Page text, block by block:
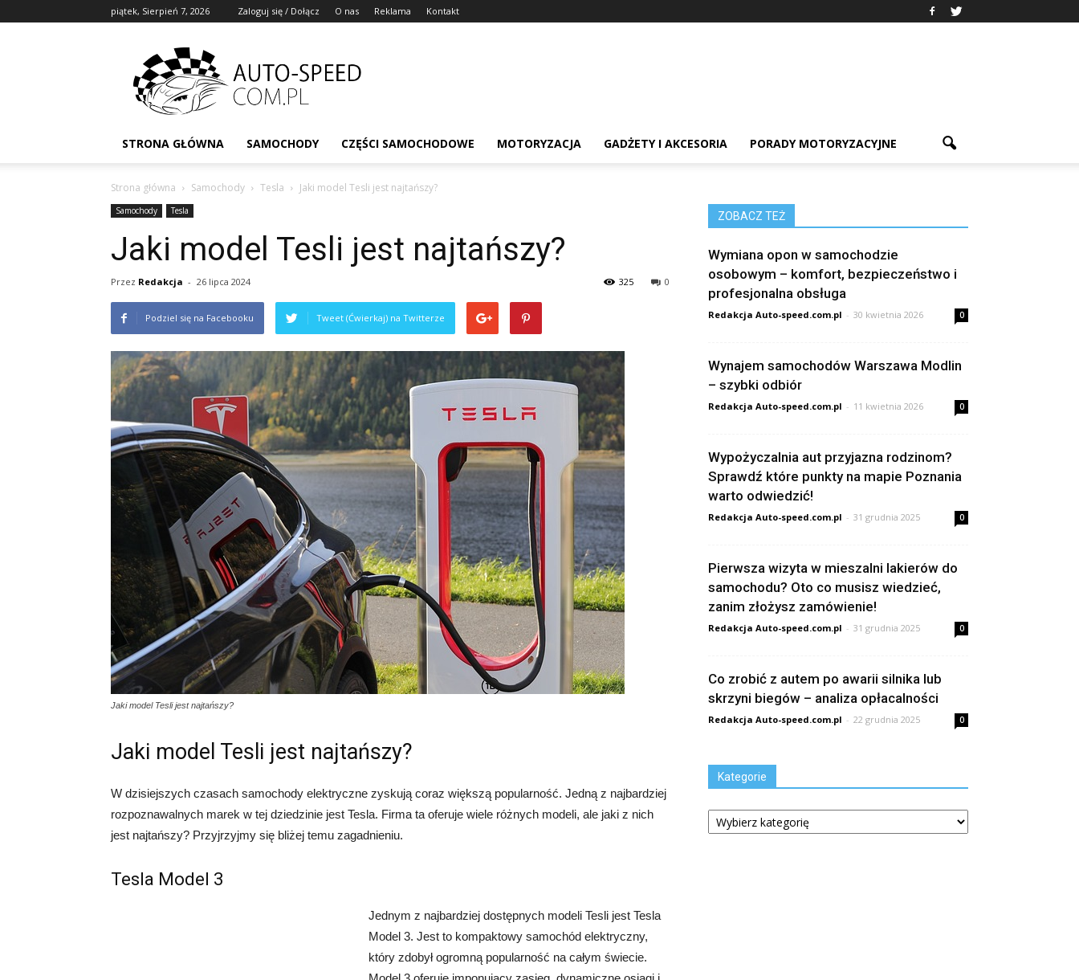
piątek, Sierpień 7, 2026 Zaloguj się / Dołącz O nas Reklama Kontakt
STRONA GŁÓWNA SAMOCHODY CZĘŚCI SAMOCHODOWE MOTORYZACJA GADŻETY I AKCESORIA PORADY MOTORYZACYJNE
Strona główna Samochody Tesla Jaki model Tesli jest najtańszy?
Samochody Tesla
Jaki model Tesli jest najtańszy?
Przez Redakcja - 26 lipca 2024 0
325
Podziel się na Facebooku Tweet (Ćwierkaj) na Twitterze
Jaki model Tesli jest najtańszy?
Jaki model Tesli jest najtańszy?
W dzisiejszych czasach samochody elektryczne zyskują coraz większą popularność. Jedną z najbardziej
rozpoznawalnych marek w tej dziedzinie jest Tesla. Firma ta oferuje wiele różnych modeli, ale jaki z nich
jest najtańszy? Przyjrzyjmy się bliżej temu zagadnieniu.
Tesla Model 3
Jednym z najbardziej dostępnych modeli Tesli jest Tesla
Model 3. Jest to kompaktowy samochód elektryczny,
który zdobył ogromną popularność na całym świecie.
ZOBACZ TEŻ
Wymiana opon w samochodzie
osobowym – komfort, bezpieczeństwo i
profesjonalna obsługa
Redakcja Auto-speed.com.pl - 30 kwietnia 2026 0
Wynajem samochodów Warszawa Modlin
– szybki odbiór
Redakcja Auto-speed.com.pl - 11 kwietnia 2026 0
Wypożyczalnia aut przyjazna rodzinom?
Sprawdź które punkty na mapie Poznania
warto odwiedzić!
Redakcja Auto-speed.com.pl - 31 grudnia 2025 0
Pierwsza wizyta w mieszalni lakierów do
samochodu? Oto co musisz wiedzieć,
zanim złożysz zamówienie!
Redakcja Auto-speed.com.pl - 31 grudnia 2025 0
Co zrobić z autem po awarii silnika lub
skrzyni biegów – analiza opłacalności
Redakcja Auto-speed.com.pl - 22 grudnia 2025 0
Kategorie
Kategorie